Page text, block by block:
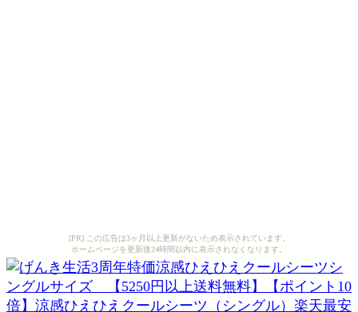
[PR] この広告は3ヶ月以上更新がないため表示されています。
ホームページを更新後24時間以内に表示されなくなります。